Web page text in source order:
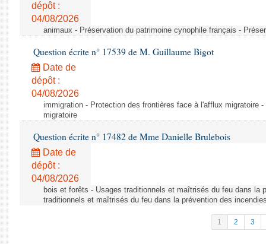
dépôt :
04/08/2026
animaux - Préservation du patrimoine cynophile français -
Question écrite n° 17539 de M. Guillaume Bigot
Date de
dépôt :
04/08/2026
immigration - Protection des frontières face à l'afflux migratoire
migratoire
Question écrite n° 17482 de Mme Danielle Brulebois
Date de
dépôt :
04/08/2026
bois et forêts - Usages traditionnels et maîtrisés du feu dans la
traditionnels et maîtrisés du feu dans la prévention des
1 2 3